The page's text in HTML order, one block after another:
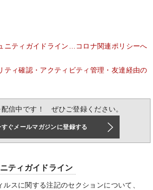
ニティガイドライン…コロナ関連ポリシーへ
ティ確認・アクティビティ管理・友達経由の
配信中です！ ぜひご登録ください。
すぐメールマガジンに登録する
ティガイドライン
スに関する注記のセクションについて、